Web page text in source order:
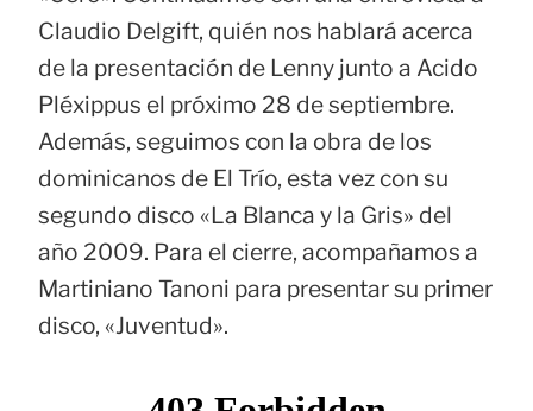
Claudio Delgift, quién nos hablará acerca
de la presentación de Lenny junto a Acido
Pléxippus el próximo 28 de septiembre.
Además, seguimos con la obra de los
dominicanos de El Trío, esta vez con su
segundo disco «La Blanca y la Gris» del
año 2009. Para el cierre, acompañamos a
Martiniano Tanoni para presentar su primer
disco, «Juventud».